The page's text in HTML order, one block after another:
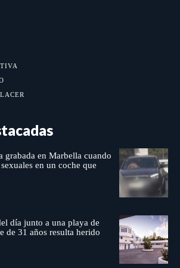
grabada en Marbella cuando
en un coche que
día junto a una playa de
de 31 años resulta herido